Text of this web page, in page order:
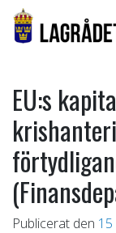
EU:s
Publicerat den 15